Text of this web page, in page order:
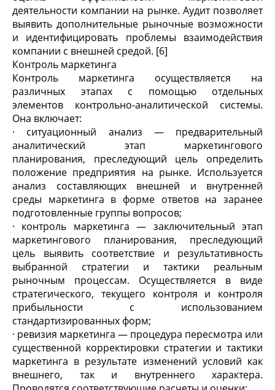
деятельности компании на рынке. Аудит позволяет
выявить дополнительные рыночные возможности
и идентифицировать проблемы взаимодействия
компании с внешней средой. [6]
Контроль маркетинга
Контроль маркетинга осуществляется на
различных этапах с помощью отдельных
элементов контрольно-аналитической системы.
Она включает:
· ситуационный анализ — предварительный
аналитический этап маркетингового
планирования, преследующий цель определить
положение предприятия на рынке. Используется
анализ составляющих внешней и внутренней
среды маркетинга в форме ответов на заранее
подготовленные группы вопросов;
· контроль маркетинга — заключительный этап
маркетингового планирования, преследующий
цель выявить соответствие и результативность
выбранной стратегии и тактики реальным
рыночным процессам. Осуществляется в виде
стратегического, текущего контроля и контроля
прибыльности с использованием
стандартизированных форм;
· ревизия маркетинга — процедура пересмотра или
существенной корректировки стратегии и тактики
маркетинга в результате изменений условий как
внешнего, так и внутреннего характера.